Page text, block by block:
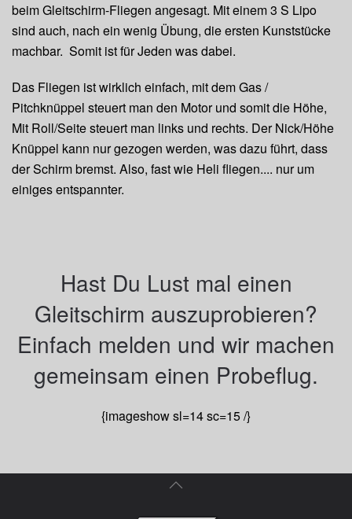
beim Gleitschirm-Fliegen angesagt. Mit einem 3 S Lipo
sind auch, nach ein wenig Übung, die ersten Kunststücke
machbar. Somit ist für Jeden was dabei.
Das Fliegen ist wirklich einfach, mit dem Gas /
Pitchknüppel steuert man den Motor und somit die Höhe,
Mit Roll/Seite steuert man links und rechts. Der Nick/Höhe
Knüppel kann nur gezogen werden, was dazu führt, dass
der Schirm bremst. Also, fast wie Heli fliegen.... nur um
einiges entspannter.
Hast Du Lust mal einen
Gleitschirm auszuprobieren?
Einfach melden und wir machen
gemeinsam einen Probeflug.
{imageshow sl=14 sc=15 /}